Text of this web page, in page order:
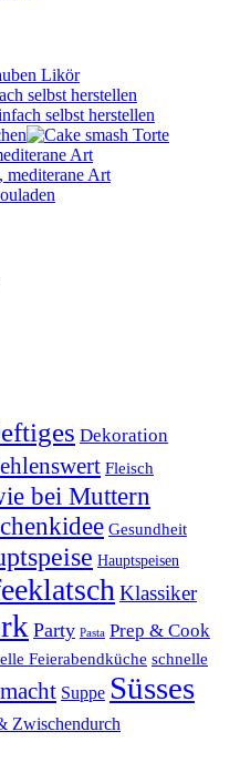
selbst herstellen
Art
Dekoration
Fleisch
bei Muttern
Gesundheit
Hauptspeisen
Klassiker
Party Pasta Prep & Cook
Feierabendküche schnelle
Suppe Süsses
Zwischendurch